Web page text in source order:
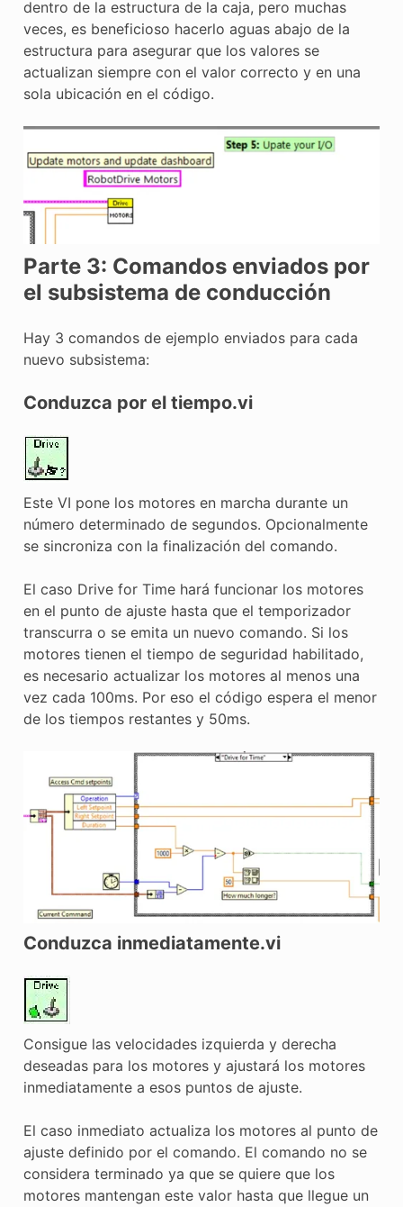
dentro de la estructura de la caja, pero muchas
veces, es beneficioso hacerlo aguas abajo de la
estructura para asegurar que los valores se
actualizan siempre con el valor correcto y en una
sola ubicación en el código.
Parte 3: Comandos enviados por
el subsistema de conducción
Hay 3 comandos de ejemplo enviados para cada
nuevo subsistema:
Conduzca por el tiempo.vi
Este VI pone los motores en marcha durante un
número determinado de segundos. Opcionalmente
se sincroniza con la finalización del comando.
El caso Drive for Time hará funcionar los motores
en el punto de ajuste hasta que el temporizador
transcurra o se emita un nuevo comando. Si los
motores tienen el tiempo de seguridad habilitado,
es necesario actualizar los motores al menos una
vez cada 100ms. Por eso el código espera el menor
de los tiempos restantes y 50ms.
Conduzca inmediatamente.vi
Consigue las velocidades izquierda y derecha
deseadas para los motores y ajustará los motores
inmediatamente a esos puntos de ajuste.
El caso inmediato actualiza los motores al punto de
ajuste definido por el comando. El comando no se
considera terminado ya que se quiere que los
motores mantengan este valor hasta que llegue un